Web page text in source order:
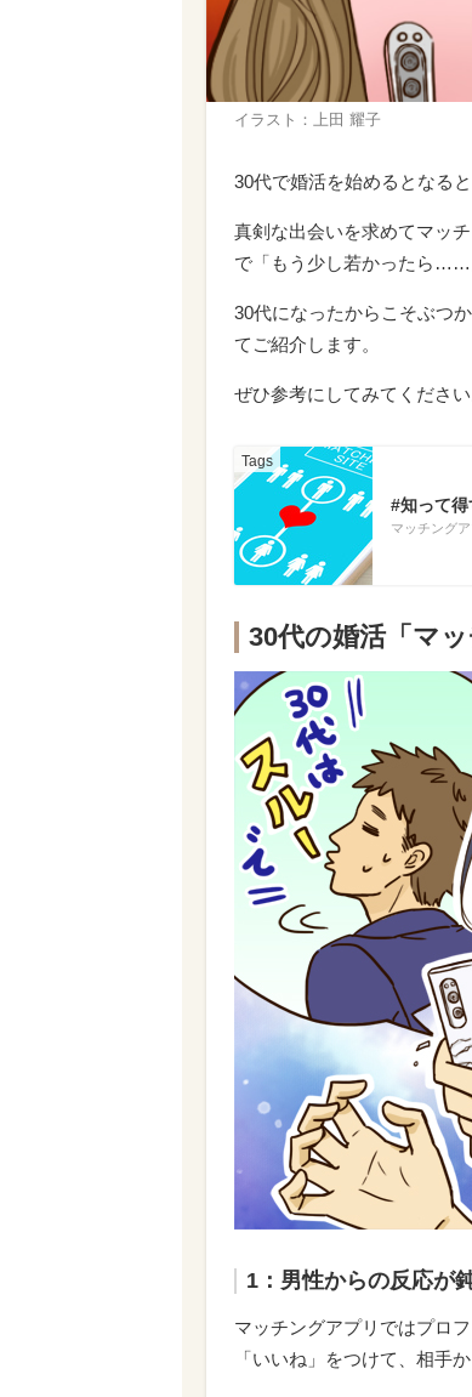
イラスト：上田 耀子
30代で婚活を始めるとなる
真剣な出会いを求めてマッ
で「もう少し若かったら……
30代になったからこそぶつ
てご紹介します。
ぜひ参考にしてみてください
#知って
マッチング
30代の婚活「マ
1：男性からの反応が
マッチングアプリではプロ
「いいね」をつけて、相手